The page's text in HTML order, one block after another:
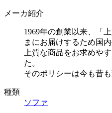
メーカ紹介
1969年の創業以来、「
まにお届けするため国
上質な商品をお求めや
た。
そのポリシーは今も昔も
種類
ソファ